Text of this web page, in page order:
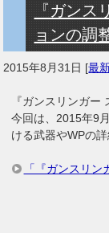
『ガン
ョンの調
2015年8月31日 [最
『ガンスリンガー
今回は、2015年9
ける武器やWPの
「『ガンスリ